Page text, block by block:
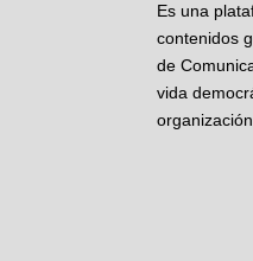
Es una
contenidos
de
vida